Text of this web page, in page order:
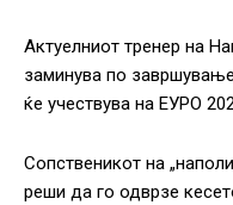
Актуелниот тренер на
заминува по
ќе учествува на ЕУРО
Сопственикот на
реши да го одврзе